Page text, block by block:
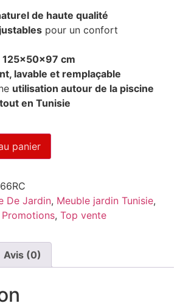
de haute qualité
pour un confort
125x50x97 cm
lavable et remplaçable
utilisation autour de la piscine
en Tunisie
panier
De Jardin, Meuble jardin Tunisie,
Promotions, Top vente
Avis (0)